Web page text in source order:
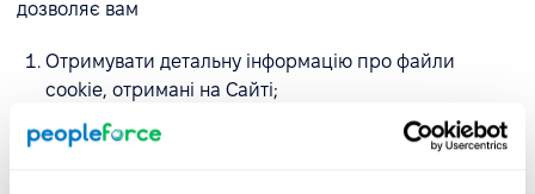
дозволяє вам
Отримувати детальну інформацію про файли
cookie, отримані на Сайті;
Надавати та відкликати свою згоду на